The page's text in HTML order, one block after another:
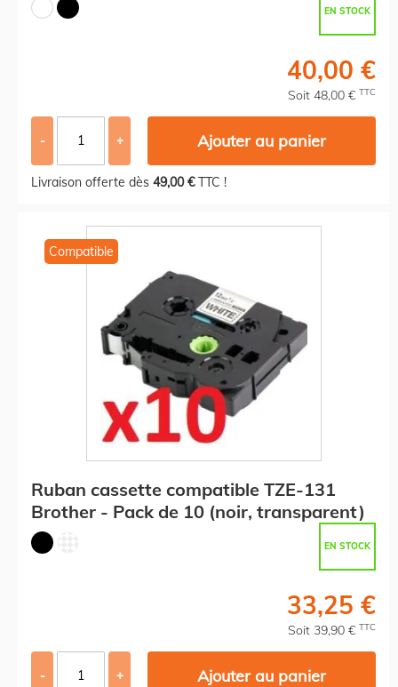
EN STOCK
40,00 €
Soit 48,00 € TTC
- + Ajouter au panier
Livraison offerte dès 49,00 €TTC !
Compatible
Ruban cassette compatible TZE-131
Brother - Pack de 10 (noir, transparent)
EN STOCK
33,25 €
Soit 39,90 € TTC
- + Ajouter au panier